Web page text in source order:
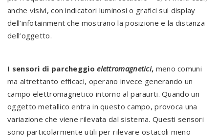
anche visivi, con indicatori luminosi o grafici sul display
dell’infotainment che mostrano la posizione e la distanza
dell’oggetto.
I sensori di parcheggioelettromagnetici, meno comuni
ma altrettanto efficaci, operano invece generando un
campo elettromagnetico intorno al paraurti. Quando un
oggetto metallico entra in questo campo, provoca una
variazione che viene rilevata dal sistema. Questi sensori
sono particolarmente utili per rilevare ostacoli meno